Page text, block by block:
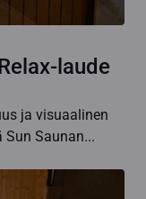
laude
ja visuaalinen
Sun Saunan...